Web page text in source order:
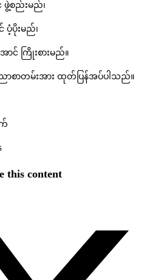
ဖွဲ့စည်းမည်၊
ပံ့ပိုးမည်၊
င် ကြိုးစားမည်။
ာစာတမ်းအား ထုတ်ပြန်အပ်ပါသည်။
က်
this content